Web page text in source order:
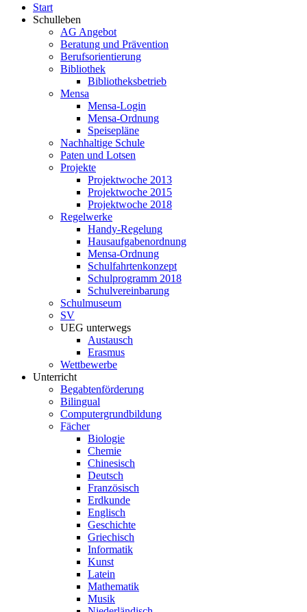
Start
Schulleben
AG Angebot
Beratung und Prävention
Berufsorientierung
Bibliothek
Bibliotheksbetrieb
Mensa
Mensa-Login
Mensa-Ordnung
Speisepläne
Nachhaltige Schule
Paten und Lotsen
Projekte
Projektwoche 2013
Projektwoche 2015
Projektwoche 2018
Regelwerke
Handy-Regelung
Hausaufgabenordnung
Mensa-Ordnung
Schulfahrtenkonzept
Schulprogramm 2018
Schulvereinbarung
Schulmuseum
SV
UEG unterwegs
Austausch
Erasmus
Wettbewerbe
Unterricht
Begabtenförderung
Bilingual
Computergrundbildung
Fächer
Biologie
Chemie
Chinesisch
Deutsch
Französisch
Erdkunde
Englisch
Geschichte
Griechisch
Informatik
Kunst
Latein
Mathematik
Musik